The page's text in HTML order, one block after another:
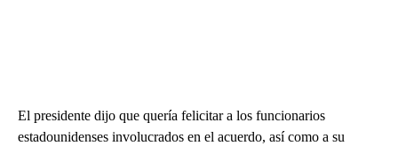
El presidente dijo que quería felicitar a los funcionarios
estadounidenses involucrados en el acuerdo, así como a su